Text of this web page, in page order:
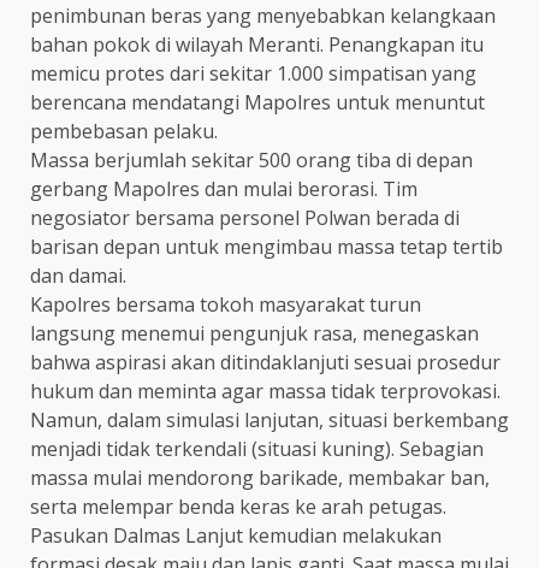
penimbunan beras yang menyebabkan kelangkaan
bahan pokok di wilayah Meranti. Penangkapan itu
memicu protes dari sekitar 1.000 simpatisan yang
berencana mendatangi Mapolres untuk menuntut
pembebasan pelaku.
Massa berjumlah sekitar 500 orang tiba di depan
gerbang Mapolres dan mulai berorasi. Tim
negosiator bersama personel Polwan berada di
barisan depan untuk mengimbau massa tetap tertib
dan damai.
Kapolres bersama tokoh masyarakat turun
langsung menemui pengunjuk rasa, menegaskan
bahwa aspirasi akan ditindaklanjuti sesuai prosedur
hukum dan meminta agar massa tidak terprovokasi.
Namun, dalam simulasi lanjutan, situasi berkembang
menjadi tidak terkendali (situasi kuning). Sebagian
massa mulai mendorong barikade, membakar ban,
serta melempar benda keras ke arah petugas.
Pasukan Dalmas Lanjut kemudian melakukan